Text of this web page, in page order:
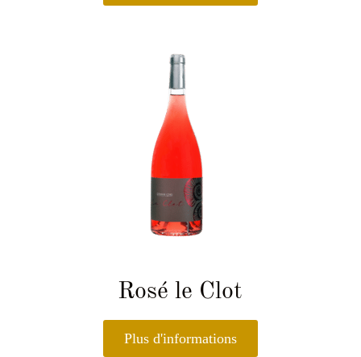
Rosé le Clot
Plus d'informations